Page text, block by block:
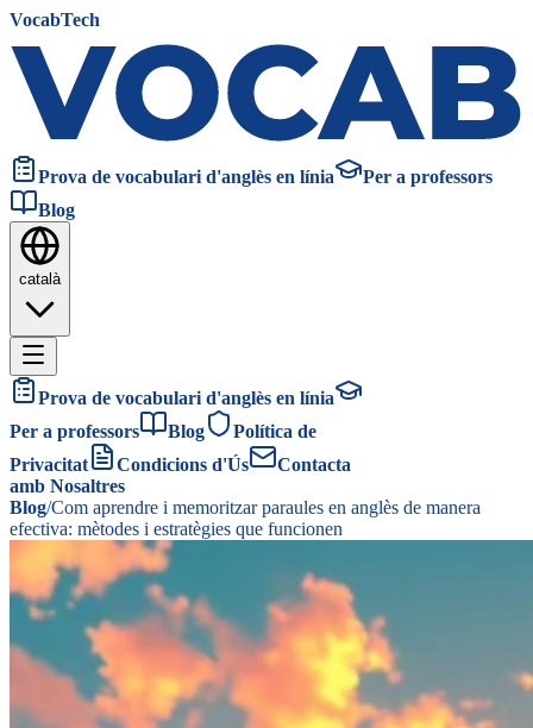
VocabTech
Prova de vocabulari d'anglès en línia
Per a professors
Blog
català
Prova de vocabulari d'anglès en línia
Per a professors
Blog
Política de
Privacitat
Condicions d'Ús
Contacta
amb Nosaltres
Blog/Com aprendre i memoritzar paraules en anglès de manera
efectiva: mètodes i estratègies que funcionen